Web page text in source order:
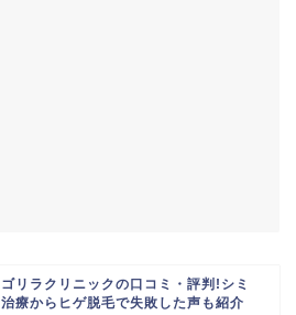
ゴリラクリニックの口コミ・評判!シミ
治療からヒゲ脱毛で失敗した声も紹介